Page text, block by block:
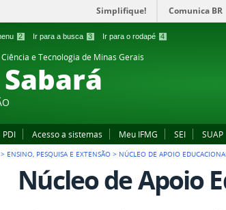
2 Ir para a busca 3 Ir para o rodapé 4
Simplifique! Comunica BR
e Tecnologia de Minas Gerais
PDI Acesso a sistemas Meu IFMG SEI SUAP
> ENSINO, PESQUISA E EXTENSÃO > NÚCLEO DE APOIO
Núcleo de Apoio